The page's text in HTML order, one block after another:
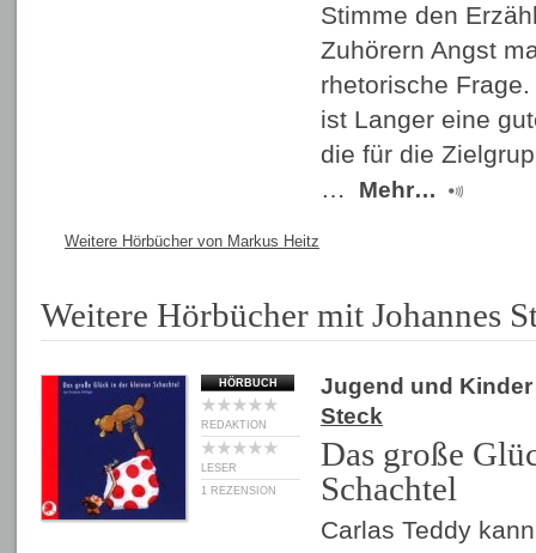
Stimme den
Zuhörern Angst
rhetorische
ist Langer eine
die für die
…
Mehr…
Weitere Hörbücher von Markus Heitz
Weitere Hörbücher mit Johannes
HÖRBUCH
REDAKTION
LESER
1 REZENSION
Jugend und Kinder
Steck
Das große
Schachtel
Carlas Teddy